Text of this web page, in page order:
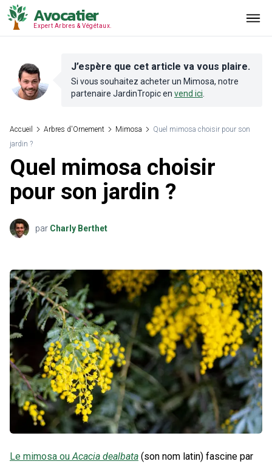
Avocatier
Expert Arbres & Végétaux.
J’espère que cet article va vous plaire.
Si vous souhaitez acheter un Mimosa, notre
partenaire JardinTropicen vend ici
Accueil Arbres d'Ornement Mimosa
Quel mimosa choisir pour son
jardin ?
Quel mimosa choisir
pour son jardin ?
par Charly Berthet
Le mimosa ouAcacia dealbata (son nom latin) fascine par